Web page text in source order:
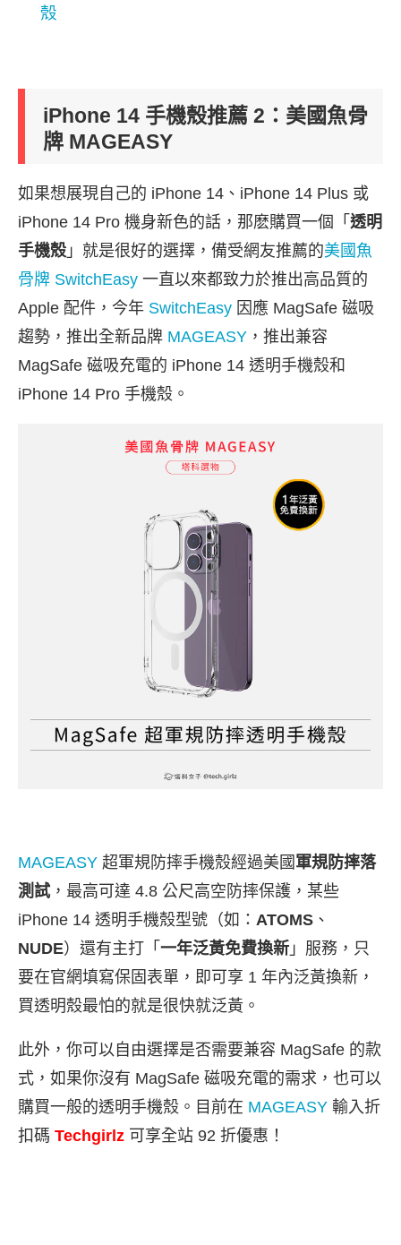
殼
iPhone 14 手機殼推薦 2：美國魚骨
牌 MAGEASY
如果想展現自己的 iPhone 14、iPhone 14 Plus 或
iPhone 14 Pro 機身新色的話，那麽購買一個「 透明
手機殼 」就是很好的選擇，備受網友推薦的美國魚
骨牌 SwitchEasy 一直以來都致力於推出高品質的
Apple 配件，今年 SwitchEasy 因應 MagSafe 磁吸
趨勢，推出全新品牌 MAGEASY ，推出兼容
MagSafe 磁吸充電的 iPhone 14 透明手機殼和
iPhone 14 Pro 手機殼。
MAGEASY 超軍規防摔手機殼經過美國 軍規防摔落
測試 ，最高可達 4.8 公尺高空防摔保護，某些
iPhone 14 透明手機殼型號（如： ATOMS 、
NUDE）還有主打「 一年泛黃免費換新 」服務，只
要在官網填寫保固表單，即可享 1 年內泛黃換新，
買透明殼最怕的就是很快就泛黃。
此外，你可以自由選擇是否需要兼容 MagSafe 的款
式，如果你沒有 MagSafe 磁吸充電的需求，也可以
購買一般的透明手機殼。目前在 MAGEASY 輸入折
扣碼 Techgirlz 可享全站 92 折優惠！